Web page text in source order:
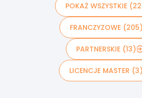
POKAŻ WSZYSTKIE
FRANCZYZOWE (205)
PARTNERSKIE (13)
LICENCJE MASTER (3)